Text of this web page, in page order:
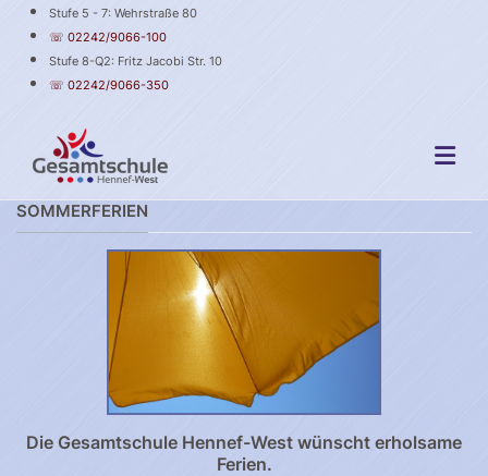
Stufe 5 - 7: Wehrstraße 80
☏ 02242/9066-100
Stufe 8-Q2: Fritz Jacobi Str. 10
☏ 02242/9066-350
SOMMERFERIEN
Die Gesamtschule Hennef-West wünscht erholsame
Ferien.